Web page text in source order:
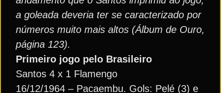
a goleada deveria ter se caracterizado por
números muito mais altos (Álbum de Ouro,
página 123).
Primeiro jogo pelo Brasileiro
Santos 4 x 1 Flamengo
16/12/1964 – Pacaembu. Gols: Pelé (3) e